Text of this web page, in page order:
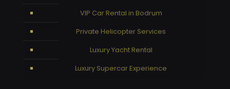
VIP Car Rental in Bodrum
Private Helicopter Services
Luxury Yacht Rental
Luxury Supercar Experience